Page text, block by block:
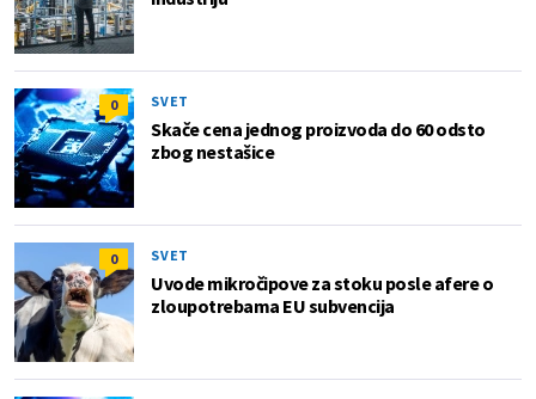
0 SVET
Skače cena jednog proizvoda do 60 odsto
zbog nestašice
0 SVET
Uvode mikročipove za stoku posle afere o
zloupotrebama EU subvencija